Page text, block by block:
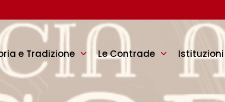
e Tradizione Le Contrade Istituzioni